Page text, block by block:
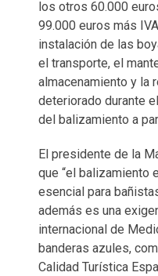
los otros 60.000
99.000 euros más
instalación de las
el transporte, el
almacenamiento y la
deteriorado durante
del balizamiento a
El presidente de la
que “el balizamiento
esencial para
además es una
internacional de
banderas azules,
Calidad Turística